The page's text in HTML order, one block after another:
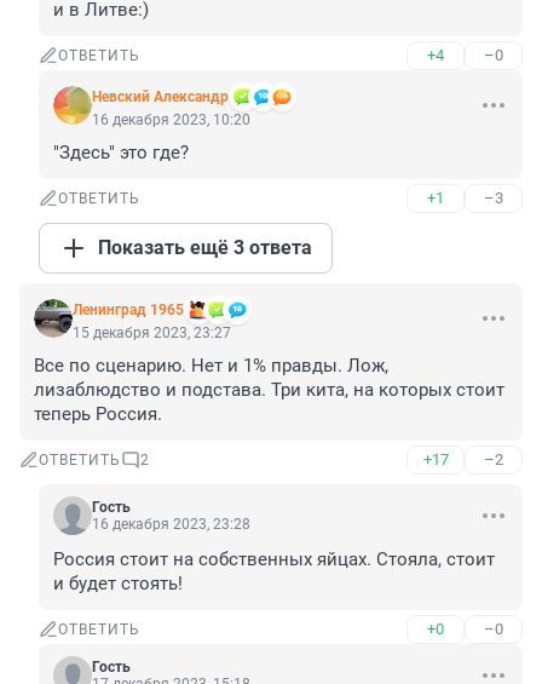
и в Литве:)
ОТВЕТИТЬ +4 –0
Невский Александр
16 декабря 2023, 10:20
"Здесь" это где?
ОТВЕТИТЬ +1 –3
Показать ещё 3 ответа
Ленинград 1965
15 декабря 2023, 23:27
Все по сценарию. Нет и 1% правды. Лож,
лизаблюдство и подстава. Три кита, на которых стоит
теперь Россия.
ОТВЕТИТЬ 2 +17 –2
Гость
16 декабря 2023, 23:28
Россия стоит на собственных яйцах. Стояла, стоит
и будет стоять!
ОТВЕТИТЬ +0 –0
Гость